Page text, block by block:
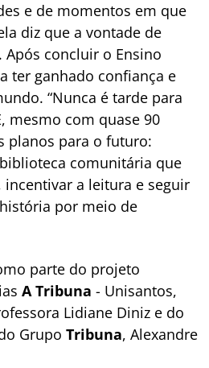
e de momentos em que
diz que a vontade de
concluir o Ensino
ter ganhado confiança e
“Nunca é tarde para
mesmo com quase 90
planos para o futuro:
comunitária que
a leitura e seguir
por meio de
parte do projeto
A Tribuna - Unisantos,
Lidiane Diniz e do
Grupo Tribuna, Alexandre